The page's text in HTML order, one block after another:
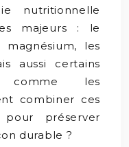
nutritionnelle
majeurs : le
les
aussi certains
comme les
combiner ces
préserver
durable ?